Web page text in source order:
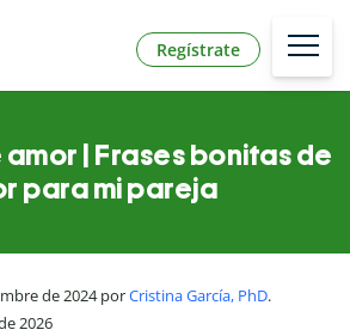
Regístrate
| Frases bonitas de
para mi pareja
de 2024 porCristina García, PhD.
2026